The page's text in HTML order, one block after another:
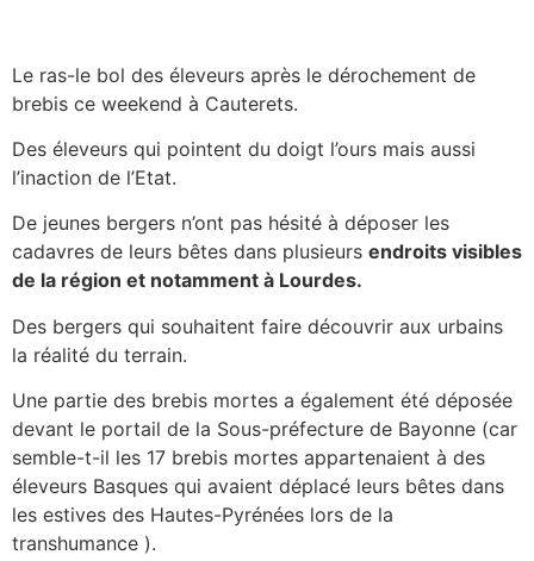
Le ras-le bol des éleveurs après le dérochement de
brebis ce weekend à Cauterets.
Des éleveurs qui pointent du doigt l’ours mais aussi
l’inaction de l’Etat.
De jeunes bergers n’ont pas hésité à déposer les
cadavres de leurs bêtes dans plusieurs endroits visibles
de la région et notamment à Lourdes.
Des bergers qui souhaitent faire découvrir aux urbains
la réalité du terrain.
Une partie des brebis mortes a également été déposée
devant le portail de la Sous-préfecture de Bayonne (car
semble-t-il les 17 brebis mortes appartenaient à des
éleveurs Basques qui avaient déplacé leurs bêtes dans
les estives des Hautes-Pyrénées lors de la
transhumance ).